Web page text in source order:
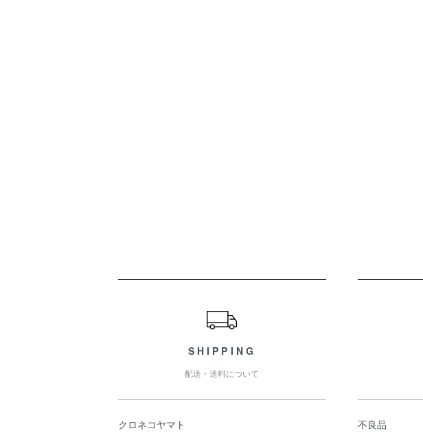
SHIPPING
配送・送料について
クロネコヤマト
不良品